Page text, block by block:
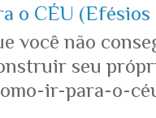
o CÉU (Efésios
você não
seu
ir-para-o-